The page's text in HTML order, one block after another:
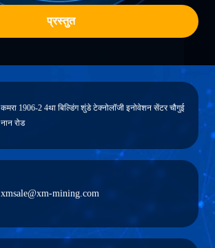
प्रस्तुत
कमरा 1906-2 4था बिल्डिंग शुंडे टेक्नोलॉजी इनोवेशन सेंटर चौगुई
नान रोड
xmsale@xm-mining.com